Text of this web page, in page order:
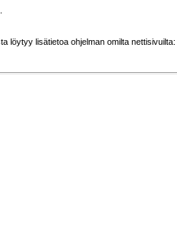
löytyy lisätietoa ohjelman omilta nettisivuilta: